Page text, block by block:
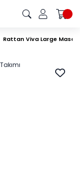
Rattan Viva Large Masa